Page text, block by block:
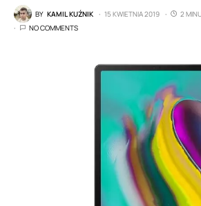
BY KAMIL KUŹNIK 15 KWIETNIA 2019
2
NO COMMENTS